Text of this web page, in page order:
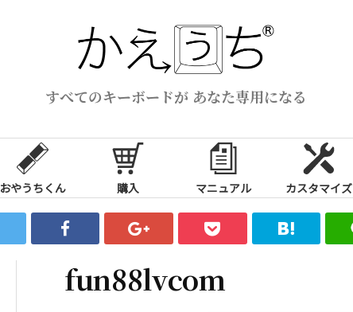
すべてのキーボードが あなた専用になる
おやうちくん 購入 マニュアル カスタマイズ
fun88lvcom